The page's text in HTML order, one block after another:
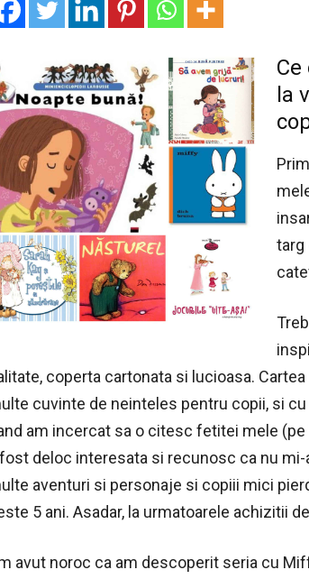
la
targ
coperta cartonata si lucioasa.
cuvinte de neinteles pentru copii, si
am incercat sa o citesc fetitei mele
deloc interesata si recunosc ca nu
aventuri si personaje si copiii mici
5 ani. Asadar, la urmatoarele achizitii
avut noroc ca am descoperit seria cu